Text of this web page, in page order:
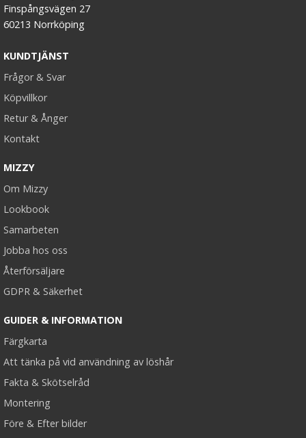
Finspångsvägen 27
60213 Norrköping
KUNDTJÄNST
Frågor & Svar
Köpvillkor
Retur & Ånger
Kontakt
MIZZY
Om Mizzy
Lookbook
Samarbeten
Jobba hos oss
Återförsäljare
GDPR & Säkerhet
GUIDER & INFORMATION
Färgkarta
Att tänka på vid användning av löshår
Fakta & Skötselråd
Montering
Före & Efter bilder